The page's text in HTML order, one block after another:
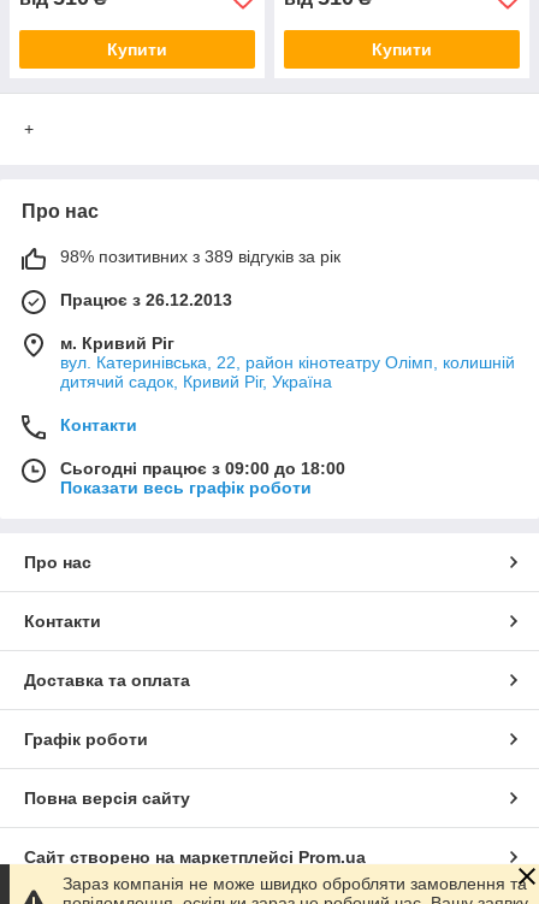
Купити Купити
+
Про нас
98% позитивних з 389 відгуків за рік
Працює з 26.12.2013
м. Кривий Ріг
вул. Катеринівська, 22, район кінотеатру Олімп, колишній
дитячий садок, Кривий Ріг, Україна
Контакти
Сьогодні працює з 09:00 до 18:00
Показати весь графік роботи
Про нас
Контакти
Доставка та оплата
Графік роботи
Повна версія сайту
Сайт створено на маркетплейсі Prom.ua
Зараз компанія не може швидко обробляти замовлення та